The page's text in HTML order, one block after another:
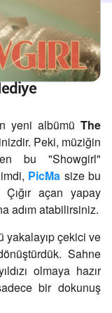
yeni albümü The
Peki, müziğin
bu "Showgirl"
PicMa size bu
Çığır açan yapay
adım atabilirsiniz.
yakalayıp çekici ve
Sahne
olmaya hazır
bir dokunuş